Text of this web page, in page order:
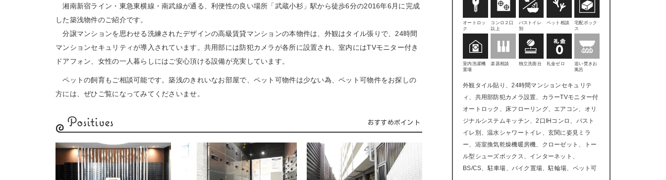
湘南新宿ライン・東急東横線・南武線が通る、利便性の良い場所「武蔵小杉」駅から徒歩6分の2016年6月に完成
した築浅物件のご紹介です。
分譲マンションを思わせる洗練されたデザインの高級賃貸マンションの本物件は、外観はタイル張りで、24時間
マンションセキュリティが導入されています。共用部には防犯カメラが各所に設置され、室内にはTVモニター付き
ドアフォン、女性の一人暮らしにはご安心頂ける設備が充実しています。
ペットの飼育もご相談可能です。築浅のきれいなお部屋で、ペット可物件は少ない為、ペット可物件をお探しの
方には、ぜひご覧になってみてくださいませ。
Positives おすすめポイント
オートロッ
ク
コンロ２口
以上
バストイレ
別
ペット相談
宅配ボック
ス
室内洗濯機
置場
楽器相談 独立洗面台 礼金ゼロ
追い焚きお
風呂
外観タイル貼り、24時間マンションセキュリテ
ィ、共用部防犯カメラ設置、カラーTVモニター付
オートロック、床フローリング、エアコン、オリ
ジナルシステムキッチン、2口IHコンロ、バスト
イレ別、温水シャワートイレ、玄関に姿見ミラ
ー、浴室換気乾燥機暖房機、クローゼット、トー
ル型シューズボックス、インターネット、
BS/CS、駐車場、バイク置場、駐輪場、ペット可